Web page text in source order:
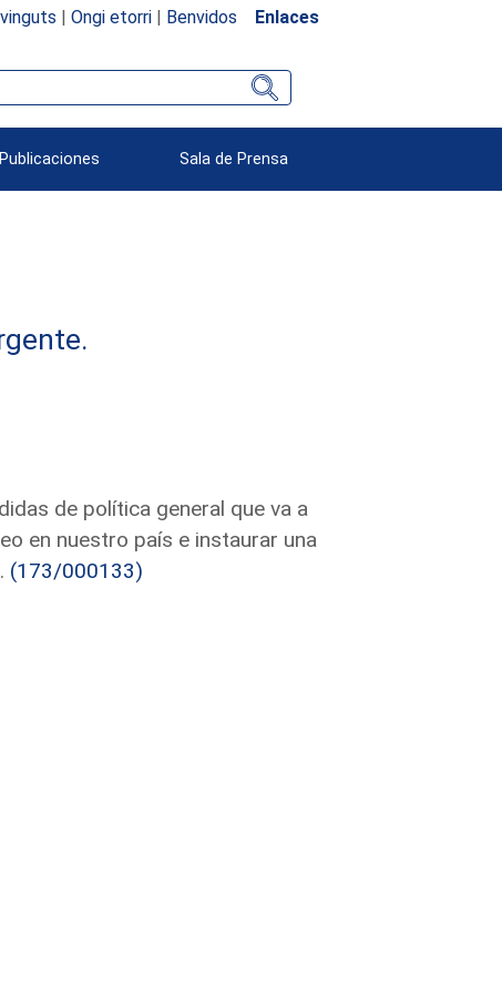
| Ongi etorri| Benvidos Enlaces
Sala de Prensa
de política general que va a
en nuestro país e instaurar una
(173/000133)